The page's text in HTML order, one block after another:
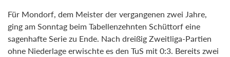
Für Mondorf, dem Meister der vergangenen zwei Jahre,
ging am Sonntag beim Tabellenzehnten Schüttorf eine
sagenhafte Serie zu Ende. Nach dreißig Zweitliga-Partien
ohne Niederlage erwischte es den TuS mit 0:3. Bereits zwei